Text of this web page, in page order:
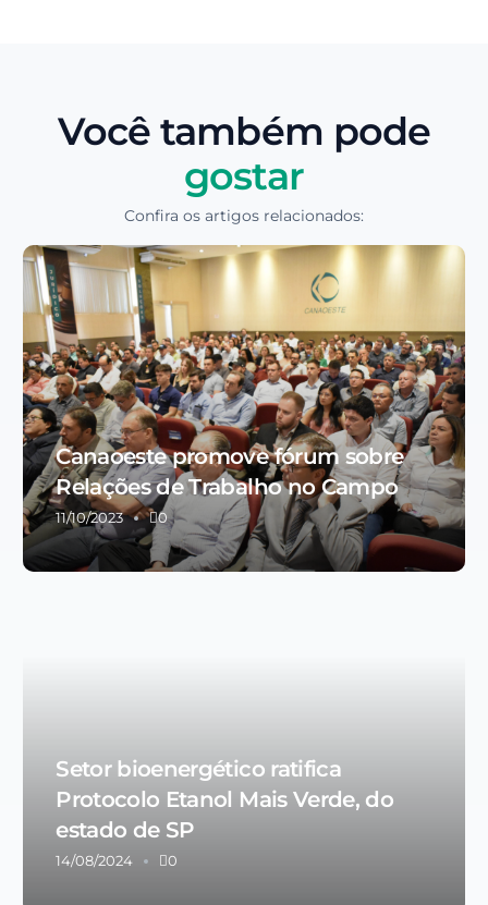
Você também pode
gostar
Confira os artigos relacionados:
Canaoeste promove fórum sobre
Relações de Trabalho no Campo
11/10/2023 0
Setor bioenergético ratifica
Protocolo Etanol Mais Verde, do
estado de SP
14/08/2024 0